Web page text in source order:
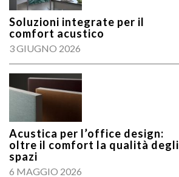
Soluzioni integrate per il
comfort acustico
3 GIUGNO 2026
Acustica per l’office design:
oltre il comfort la qualità degli
spazi
6 MAGGIO 2026